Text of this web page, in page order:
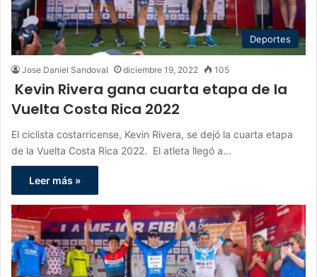
Deportes
Jose Daniel Sandoval diciembre 19, 2022 105
Kevin Rivera gana cuarta etapa de la
Vuelta Costa Rica 2022
El ciclista costarricense, Kevin Rivera, se dejó la cuarta etapa
de la Vuelta Costa Rica 2022. El atleta llegó a…
Leer más »